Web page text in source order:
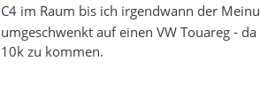
C4 im Raum bis ich irgendwann der
umgeschwenkt auf einen VW Touareg -
10k zu kommen.